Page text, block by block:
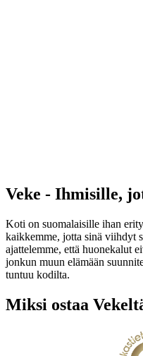
Veke - Ihmisille,
Koti on suomalaisille ihan
kaikkemme, jotta sinä viihdyt
ajattelemme, että huonekalut
jonkun muun elämään
tuntuu kodilta.
Miksi ostaa